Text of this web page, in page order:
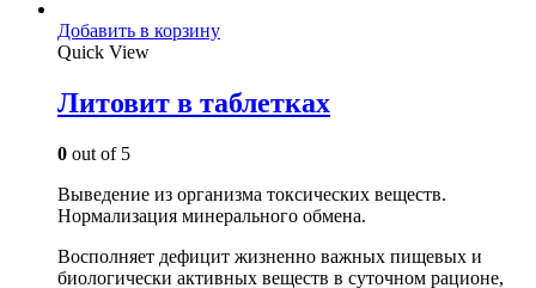
Добавить в корзину
Quick View
Литовит в таблетках
0 out of 5
Выведение из организма токсических веществ.
Нормализация минерального обмена.
Восполняет дефицит жизненно важных пищевых и
биологически активных веществ в суточном рационе,